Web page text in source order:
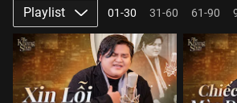
Playlist 01-30 31-60 61-90